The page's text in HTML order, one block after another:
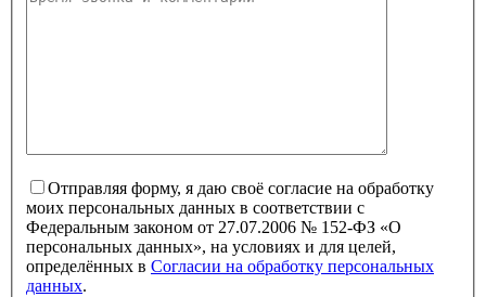
Отправляя форму, я даю своё согласие на обработку
моих персональных данных в соответствии с
Федеральным законом от 27.07.2006 № 152-ФЗ «О
персональных данных», на условиях и для целей,
определённых в Согласии на обработку персональных
данных.